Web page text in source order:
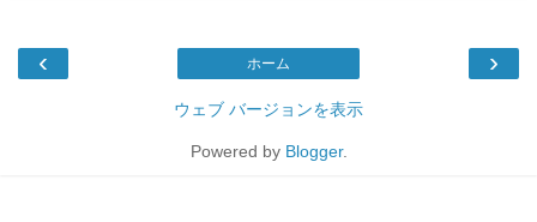
‹ ›
ホーム
ウェブ バージョンを表示
Powered by Blogger.